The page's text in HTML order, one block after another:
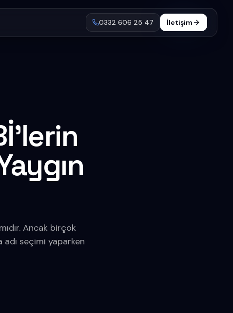
0332 606 25 47 İletişim
Ancak birçok
seçimi yaparken